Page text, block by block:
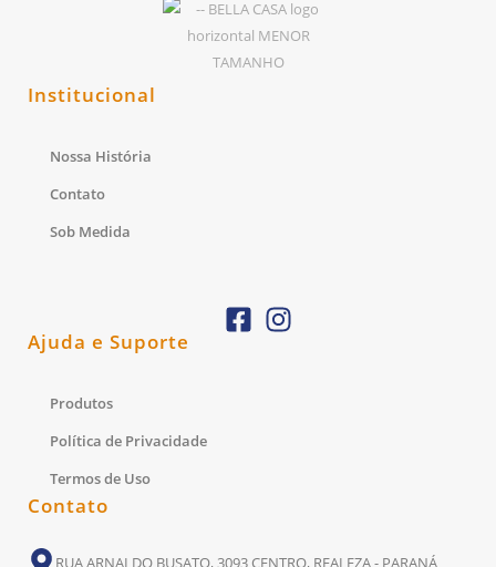
Institucional
Nossa História
Contato
Sob Medida
Ajuda e Suporte
Produtos
Política de Privacidade
Termos de Uso
Contato
RUA ARNALDO BUSATO, 3093 CENTRO, REALEZA - PARANÁ